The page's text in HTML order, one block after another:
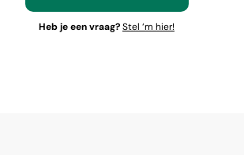
Heb je een vraag?Stel ‘m hier!